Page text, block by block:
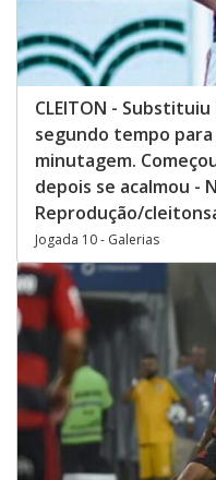
CLEITON -
segundo tempo
minutagem.
depois se acalmou -
Reprodução/
Jogada 10 - Galerias